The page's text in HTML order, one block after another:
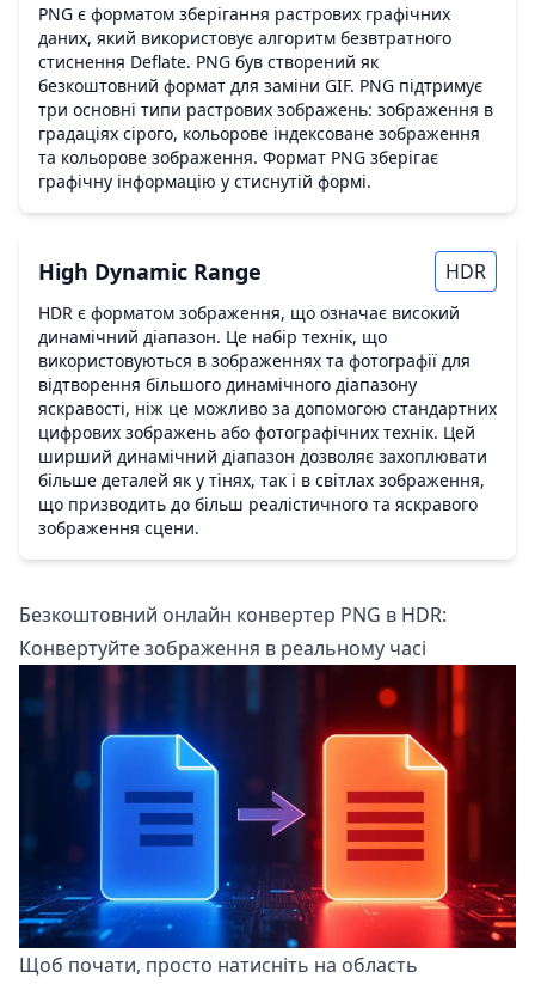
PNG є форматом зберігання растрових графічних
даних, який використовує алгоритм безвтратного
стиснення Deflate. PNG був створений як
безкоштовний формат для заміни GIF. PNG підтримує
три основні типи растрових зображень: зображення в
градаціях сірого, кольорове індексоване зображення
та кольорове зображення. Формат PNG зберігає
графічну інформацію у стиснутій формі.
High Dynamic Range HDR
HDR є форматом зображення, що означає високий
динамічний діапазон. Це набір технік, що
використовуються в зображеннях та фотографії для
відтворення більшого динамічного діапазону
яскравості, ніж це можливо за допомогою стандартних
цифрових зображень або фотографічних технік. Цей
ширший динамічний діапазон дозволяє захоплювати
більше деталей як у тінях, так і в світлах зображення,
що призводить до більш реалістичного та яскравого
зображення сцени.
Безкоштовний онлайн конвертер PNG в HDR:
Конвертуйте зображення в реальному часі
Щоб почати, просто натисніть на область